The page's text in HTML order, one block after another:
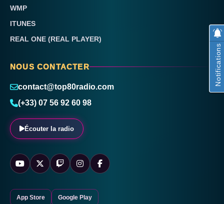
WMP
ITUNES
REAL ONE (REAL PLAYER)
NOUS CONTACTER
contact@top80radio.com
(+33) 07 56 92 60 98
Écouter la radio
App Store Google Play
Notifications